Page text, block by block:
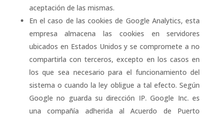
aceptación de las mismas.
En el caso de las cookies de Google Analytics, esta
empresa almacena las cookies en servidores
ubicados en Estados Unidos y se compromete a no
compartirla con terceros, excepto en los casos en
los que sea necesario para el funcionamiento del
sistema o cuando la ley obligue a tal efecto. Según
Google no guarda su dirección IP. Google Inc. es
una compañía adherida al Acuerdo de Puerto